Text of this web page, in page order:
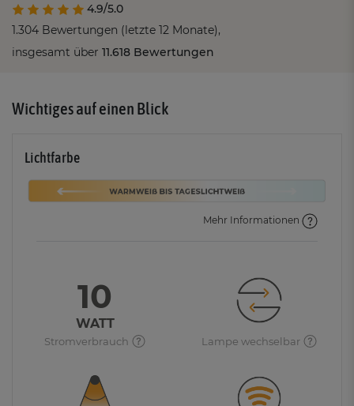
4.9/5.0
1.304 Bewertungen (letzte 12 Monate),
insgesamt über 11.618 Bewertungen
Wichtiges auf einen Blick
Lichtfarbe
Mehr Informationen
10
WATT
Stromverbrauch Lampe wechselbar